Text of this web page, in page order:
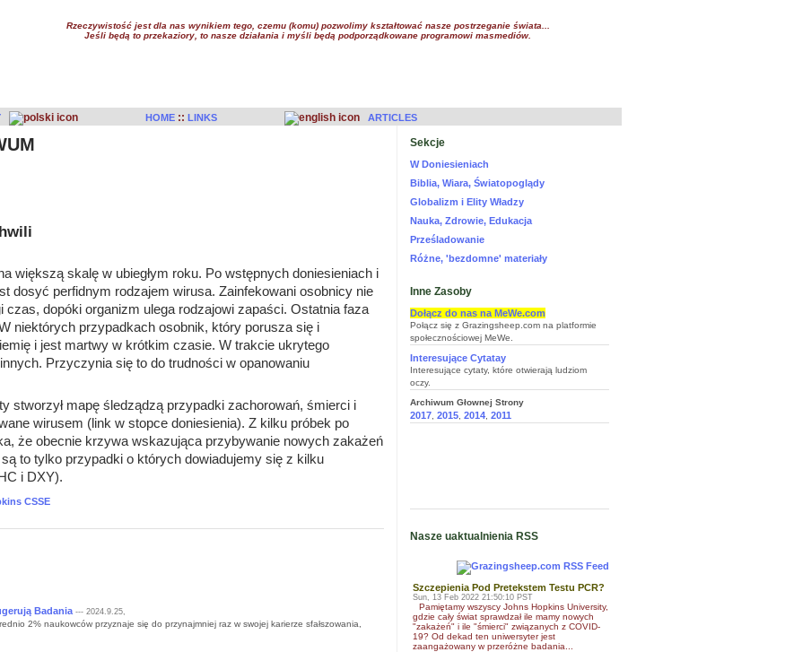
Rzeczywistość jest dla nas wynikiem tego, czemu (komu) pozwolimy kształtować nasze postrzeganie świata...
Jeśli będą to przekaziory, to nasze działania i myśli będą podporządkowane programowi masmediów.
HOME :: LINKS ARTICLES
Sekcje
W Doniesieniach
Biblia, Wiara, Światopoglądy
Globalizm i Elity Władzy
Nauka, Zdrowie, Edukacja
Prześladowanie
Różne, 'bezdomne' materiały
Inne Zasoby
Dołącz do nas na MeWe.com
Połącz się z Grazingsheep.com na platformie
społecznościowej MeWe.
Interesujące Cytatay
Interesujące cytaty, które otwierają ludziom
oczy.
Archiwum Głownej Strony
2017 2015 2014 2011
Nasze uaktualnienia RSS
Szczepienia Pod Pretekstem Testu PCR?
Sun, 13 Feb 2022 21:50:10 PST
Pamiętamy wszyscy Johns Hopkins University,
gdzie cały świat sprawdzał ile mamy nowych
"zakażeń" i ile "śmierci" związanych z COVID-
19? Od dekad ten uniwersyter jest
zaangażowany w przeróżne badania...
większą skalę w ubiegłym roku. Po wstępnych doniesieniach i
dosyć perfidnym rodzajem wirusa. Zainfekowani osobnicy nie
czas, dopóki organizm ulega rodzajowi zapaści. Ostatnia faza
niektórych przypadkach osobnik, który porusza się i
i jest martwy w krótkim czasie. W trakcie ukrytego
Przyczynia się to do trudności w opanowaniu
stworzył mapę śledządzą przypadki zachorowań, śmierci i
wirusem (link w stopce doniesienia). Z kilku próbek po
że obecnie krzywa wskazująca przybywanie nowych zakażeń
to tylko przypadki o których dowiadujemy się z kilku
i DXY).
CSSE
Badania--- 2024.9.25,
2% naukowców przyznaje się do przynajmniej raz w swojej karierze sfałszowania,